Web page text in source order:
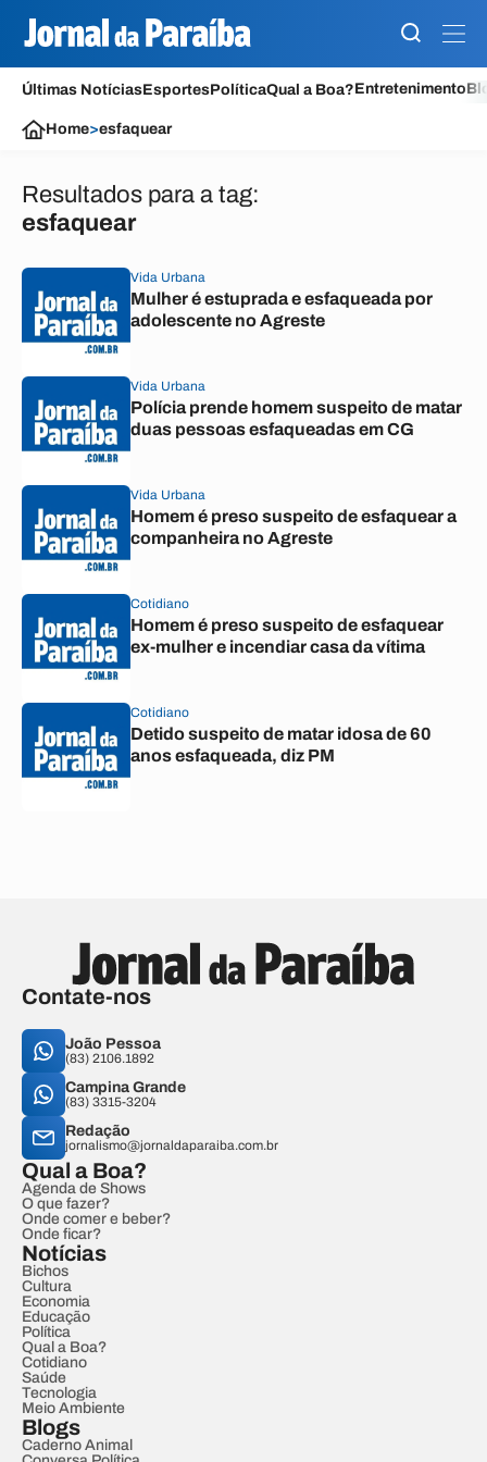
Últimas NotíciasEsportesPolíticaQual a Boa?Entretenimento
Home>esfaquear
Resultados para a tag:
esfaquear
Vida Urbana
Mulher é estuprada e esfaqueada por
adolescente no Agreste
Vida Urbana
Polícia prende homem suspeito de matar
duas pessoas esfaqueadas em CG
Vida Urbana
Homem é preso suspeito de esfaquear a
companheira no Agreste
Cotidiano
Homem é preso suspeito de esfaquear
ex-mulher e incendiar casa da vítima
Cotidiano
Detido suspeito de matar idosa de 60
anos esfaqueada, diz PM
Contate-nos
João Pessoa
(83) 2106.1892
Campina Grande
(83) 3315-3204
Redação
jornalismo@jornaldaparaiba.com.br
Qual a Boa?
Agenda de Shows
O que fazer?
Onde comer e beber?
Onde ficar?
Notícias
Bichos
Cultura
Economia
Educação
Política
Qual a Boa?
Cotidiano
Saúde
Tecnologia
Meio Ambiente
Blogs
Caderno Animal